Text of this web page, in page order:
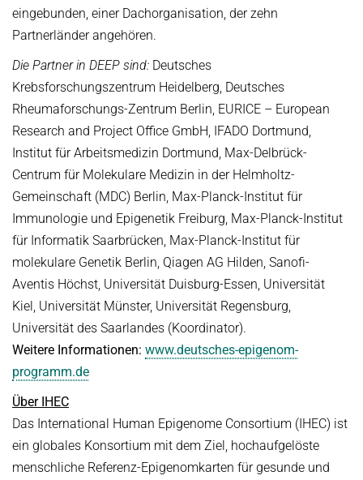
eingebunden, einer Dachorganisation, der zehn
Partnerländer angehören.
Die Partner in DEEP sind: Deutsches
Krebsforschungszentrum Heidelberg, Deutsches
Rheumaforschungs-Zentrum Berlin, EURICE – European
Research and Project Office GmbH, IFADO Dortmund,
Institut für Arbeitsmedizin Dortmund, Max-Delbrück-
Centrum für Molekulare Medizin in der Helmholtz-
Gemeinschaft (MDC) Berlin, Max-Planck-Institut für
Immunologie und Epigenetik Freiburg, Max-Planck-Institut
für Informatik Saarbrücken, Max-Planck-Institut für
molekulare Genetik Berlin, Qiagen AG Hilden, Sanofi-
Aventis Höchst, Universität Duisburg-Essen, Universität
Kiel, Universität Münster, Universität Regensburg,
Universität des Saarlandes (Koordinator).
Weitere Informationen: www.deutsches-epigenom-
programm.de
Über IHEC
Das International Human Epigenome Consortium (IHEC) ist
ein globales Konsortium mit dem Ziel, hochaufgelöste
menschliche Referenz-Epigenomkarten für gesunde und